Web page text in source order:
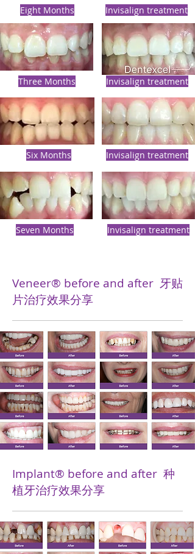
Eight Months
Three Months
Invisalign treatment
Invisalign treatment
Six Months
Seven Months
Invisalign treatment
Invisalign treatment
Veneer® before and after 牙贴
片治疗效果分享
Implant® before and after 种
植牙治疗效果分享